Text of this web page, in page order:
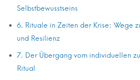
Selbstbewusstseins
6. Rituale in Zeiten der Krise: Wege
und Resilienz
7. Der Übergang vom individuellen
Ritual